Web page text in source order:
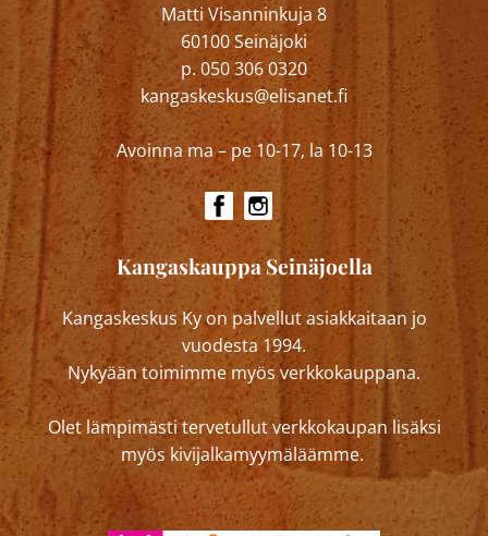
Matti Visanninkuja 8
60100 Seinäjoki
p. 050 306 0320
kangaskeskus@elisanet.fi
Avoinna ma – pe 10-17, la 10-13
Kangaskauppa Seinäjoella
Kangaskeskus Ky on palvellut asiakkaitaan jo
vuodesta 1994.
Nykyään toimimme myös verkkokauppana.
Olet lämpimästi tervetullut verkkokaupan lisäksi
myös kivijalkamyymäläämme.